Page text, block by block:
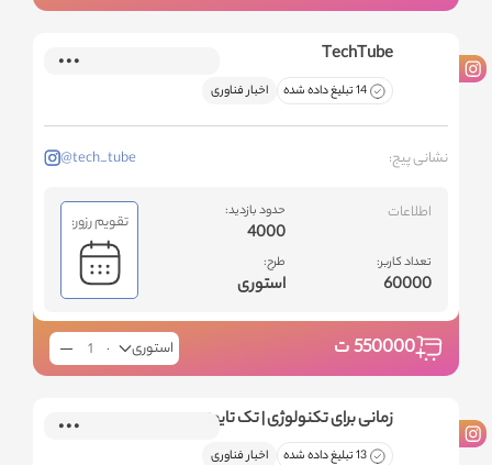
TechTube
14 تبلیغ داده شده اخبار فناوری
نشانی پیج: @tech_tube
اطلاعات
تعداد کاربر:
60000
حدود بازدید:
4000
طرح:
استوری
تقویم رزور:
550000ت استوری
زمانی برای تکنولوژی | تک تایمز
13 تبلیغ داده شده اخبار فناوری